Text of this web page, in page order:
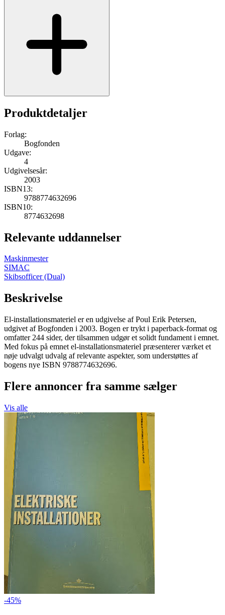
Produktdetaljer
Forlag:
Bogfonden
Udgave:
4
Udgivelsesår:
2003
ISBN13:
9788774632696
ISBN10:
8774632698
Relevante uddannelser
Maskinmester
SIMAC
Skibsofficer (Dual)
Beskrivelse
El-installationsmateriel er en udgivelse af Poul Erik Petersen,
udgivet af Bogfonden i 2003. Bogen er trykt i paperback-format og
omfatter 244 sider, der tilsammen udgør et solidt fundament i emnet.
Med fokus på emnet el-installationsmateriel præsenterer værket et
nøje udvalgt udvalg af relevante aspekter, som understøttes af
bogens nye ISBN 9788774632696.
Flere annoncer fra samme sælger
Vis alle
-45%